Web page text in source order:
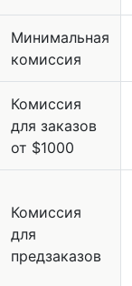
Минимальная
комиссия
Комиссия
для заказов
от $1000
Комиссия
для
предзаказов